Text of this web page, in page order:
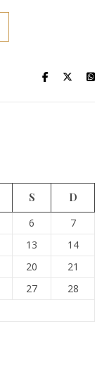
S
D
6
7
13
14
20
21
27 28